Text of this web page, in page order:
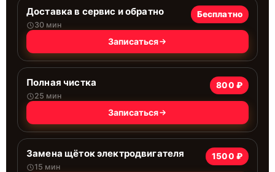
Доставка в сервис и обратно
30 мин
Бесплатно
Записаться
Полная чистка
25 мин
800 ₽
Записаться
Замена щёток электродвигателя
15 мин
1500 ₽